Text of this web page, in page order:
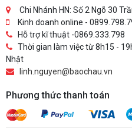
Chi Nhánh HN: Số 2 Ngõ 30
Kinh doanh online -
Hỗ trợ kĩ thuật -0869.333.798
Thời gian làm việc từ 8h15 -
Nhật
linh.nguyen@baochau.vn
Phương thức thanh toán